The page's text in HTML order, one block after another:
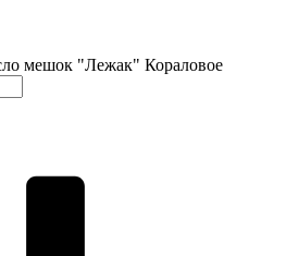
мешок "Лежак" Кораловое